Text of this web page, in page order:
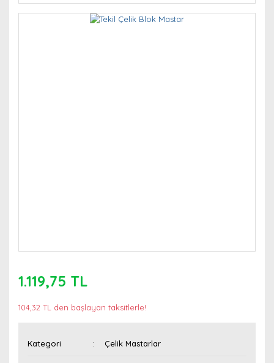
1.119,75 TL
104,32 TL den başlayan taksitlerle!
Kategori Çelik Mastarlar